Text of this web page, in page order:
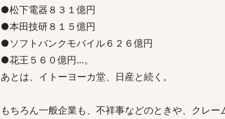
●松下電器８３１億円
●本田技研８１５億円
●ソフトバンクモバイル６２６億円
●花王５６０億円…。
あとは、イトーヨーカ堂、日産と続く。
もちろん一般企業も、不祥事などのときや、クレー